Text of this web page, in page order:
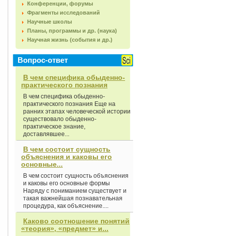
Конференции, форумы
Фрагменты исследований
Научные школы
Планы, программы и др. (наука)
Научная жизнь (события и др.)
Вопрос-ответ
В чем специфика обыденно-
практического познания
В чем специфика обыденно-
практического познания Еще на
ранних этапах человеческой истории
существовало обыденно-
практическое знание,
доставлявшее...
В чем состоит сущность
объяснения и каковы его
основные...
В чем состоит сущность объяснения
и каковы его основные формы
Наряду с пониманием существует и
такая важнейшая познавательная
процедура, как объяснение....
Каково соотношение понятий
«теория», «предмет» и...